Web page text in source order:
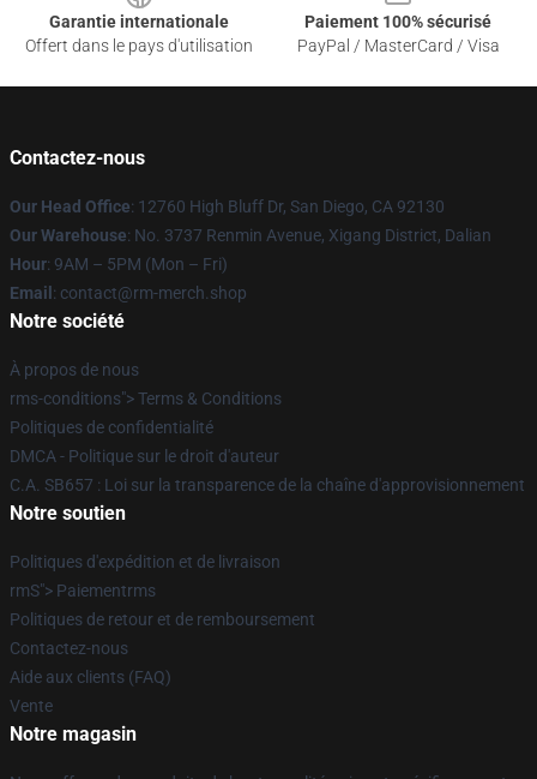
Garantie internationale
Offert dans le pays d'utilisation
Paiement 100% sécurisé
PayPal / MasterCard / Visa
Contactez-nous
Our Head Office: 12760 High Bluff Dr, San Diego, CA 92130
Our Warehouse: No. 3737 Renmin Avenue, Xigang District, Dalian
Hour: 9AM – 5PM (Mon – Fri)
Email : contact@rm-merch.shop
Notre société
À propos de nous
rms-conditions"> Terms & Conditions
Politiques de confidentialité
DMCA - Politique sur le droit d'auteur
C.A. SB657 : Loi sur la transparence de la chaîne d'approvisionnement
Notre soutien
Politiques d'expédition et de livraison
rmS"> Paiementrms
Politiques de retour et de remboursement
Contactez-nous
Aide aux clients (FAQ)
Vente
Notre magasin